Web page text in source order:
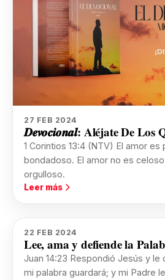
27 FEB 2024
𝑫𝒆𝒗𝒐𝒄𝒊𝒐𝒏𝒂𝒍: Aléjate De Los
1 Corintios 13:4 (NTV) El amor es
bondadoso. El amor no es
orgulloso.
Leer más
22 FEB 2024
Lee, ama y defiende la
Juan 14:23 Respondió Jesús y le
mi palabra guardará; y mi Padre